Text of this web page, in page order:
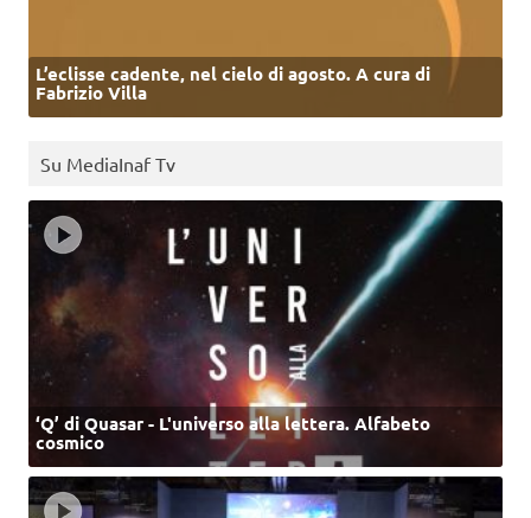
L’eclisse cadente, nel cielo di agosto. A cura di
Fabrizio Villa
Su MediaInaf Tv
‘Q’ di Quasar - L'universo alla lettera. Alfabeto
cosmico